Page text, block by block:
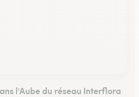
l'Aube du réseau Interflora